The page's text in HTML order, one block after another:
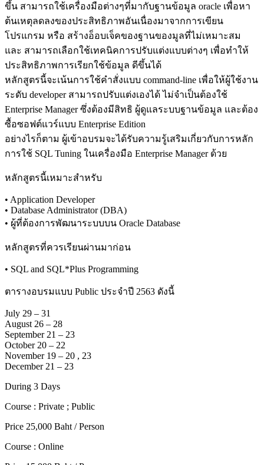
ขึ้น สามารถใช้เครื่องมือต่างๆที่มากับฐานข้อมูล oracle เพื่อหา
ต้นเหตุลดลงของประสิทธิภาพอันเนื่องมาจากการเขียน
โปรแกรม หรือ สร้างอ็อบเจ็คของฐานของมูลที่ไม่เหมาะสม
และ สามารถเลือกใช้เทคนิคการปรับแต่งแบบต่างๆ เพื่อทำให้
ประสิทธิภาพการเรียกใช้ข้อมูล ดีขึ้นได้
หลักสูตรนี้จะเน้นการใช้คำสั่งแบบ command-line เพื่อให้ผู้ใช้งาน
ระดับ developer สามารถปรับแต่งเองได้ ไม่จำเป็นต้องใช้
Enterprise Manager ซึ่งต้องมีสิทธิ ผู้ดูแลระบบฐานข้อมูล และต้อง
ซื้อซอฟต์แวร์แบบ Enterprise Edition
อย่างไรก็ตาม ผู้เข้าอบรมจะได้รับความรู้เสริมเกี่ยวกับการหลัก
การใช้ SQL Tuning ในเครื่องมือ Enterprise Manager ด้วย
หลักสูตรนี้เหมาะสำหรับ
• Application Developer
• Database Administrator (DBA)
• ผู้ที่ต้องการพัฒนาระบบบน Oracle Database
หลักสูตรที่ควรเรียนผ่านมาก่อน
• SQL and SQL*Plus Programming
ตารางอบรมแบบ Public ประจำปี 2563 ดังนี้
July 29 – 31
August 26 – 28
September 21 – 23
October 20 – 22
November 19 – 20 , 23
December 21 – 23
During 3 Days
Course : Private ; Public
Price 25,000 Baht / Person
Course : Online